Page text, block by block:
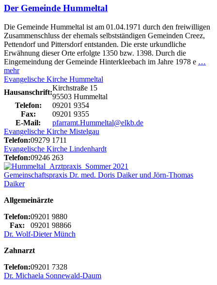
Der Gemeinde Hummeltal
Die Gemeinde Hummeltal ist am 01.04.1971 durch den freiwilligen
Zusammenschluss der ehemals selbstständigen Gemeinden Creez,
Pettendorf und Pittersdorf entstanden. Die erste urkundliche
Erwähnung dieser Orte erfolgte 1350 bzw. 1398. Durch die
Eingemeindung der Gemeinde Hinterkleebach im Jahre 1978 e …
mehr
Evangelische Kirche Hummeltal
Hausanschrift:
Kirchstraße 15
95503 Hummeltal
Telefon:
09201 9354
Fax:
09201 9355
E-Mail:
pfarramt.Hummeltal@elkb.de
Evangelische Kirche Mistelgau
Telefon:09279 1711
Evangelische Kirche Lindenhardt
Telefon:09246 263
Gemeinschaftspraxis Dr. med. Doris Daiker und Jörn-Thomas
Daiker
Allgemeinärzte
Telefon:09201 9880
Fax:
09201 98866
Dr. Wolf-Dieter Münch
Zahnarzt
Telefon:09201 7328
Dr. Michaela Sonnewald-Daum